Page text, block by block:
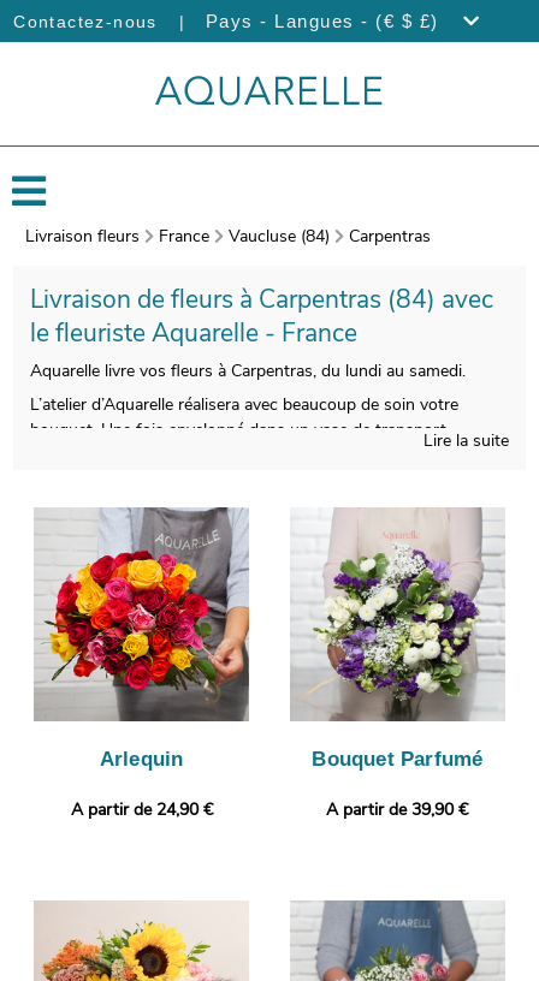
Contactez-nous | Pays - Langues - (€ $ £)
Livraison fleurs France Vaucluse (84) Carpentras
Livraison de fleurs à Carpentras (84) avec
le fleuriste Aquarelle - France
Aquarelle livre vos fleurs à Carpentras, du lundi au samedi.
L’atelier d’Aquarelle réalisera avec beaucoup de soin votre
bouquet. Une fois enveloppé dans un vase de transport,
votre bouquet, puisque cette photo vous sera envoyée. C’est
alors que sera organisé son envoi à Carpentras. Vous souhaitez
ajouter une touche qui vous ressemble ? Il vous sera possible
de glisser un message ou une photo, afin de donner plus de
personnalité à votre cadeau.
Lire la suite
Arlequin
A partir de 24,90 €
Bouquet Parfumé
A partir de 39,90 €